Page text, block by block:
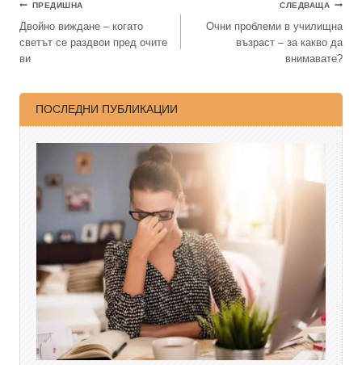
ПРЕДИШНА
Двойно виждане – когато
светът се раздвои пред очите
ви
СЛЕДВАЩА
Очни проблеми в училищна
възраст – за какво да
внимавате?
ПОСЛЕДНИ ПУБЛИКАЦИИ